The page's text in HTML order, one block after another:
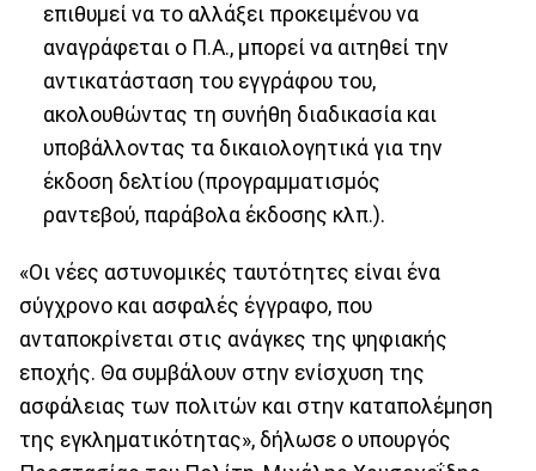
επιθυμεί να το αλλάξει προκειμένου να
αναγράφεται ο Π.Α., μπορεί να αιτηθεί την
αντικατάσταση του εγγράφου του,
ακολουθώντας τη συνήθη διαδικασία και
υποβάλλοντας τα δικαιολογητικά για την
έκδοση δελτίου (προγραμματισμός
ραντεβού, παράβολα έκδοσης κλπ.).
«Οι νέες αστυνομικές ταυτότητες είναι ένα
σύγχρονο και ασφαλές έγγραφο, που
ανταποκρίνεται στις ανάγκες της ψηφιακής
εποχής. Θα συμβάλουν στην ενίσχυση της
ασφάλειας των πολιτών και στην καταπολέμηση
της εγκληματικότητας», δήλωσε ο υπουργός